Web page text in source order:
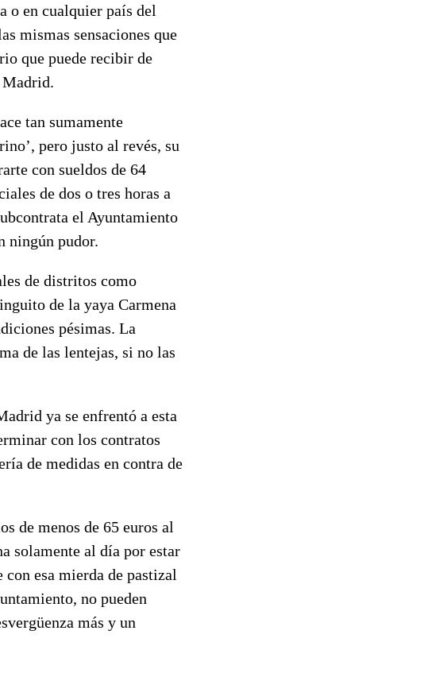
o en cualquier país del
mismas sensaciones que
que puede recibir de
Madrid.
tan sumamente
pero justo al revés, su
con sueldos de 64
de dos o tres horas a
el Ayuntamiento
ningún pudor.
de distritos como
de la yaya Carmena
pésimas. La
de las lentejas, si no las
ya se enfrentó a esta
con los contratos
de medidas en contra de
de menos de 65 euros al
solamente al día por estar
esa mierda de pastizal
no pueden
más y un